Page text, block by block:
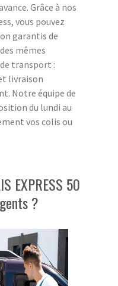
Grâce à nos
vous pouvez
garantis de
mêmes
transport :
livraison
Notre équipe de
du lundi au
vos colis ou
EXPRESS 50
?